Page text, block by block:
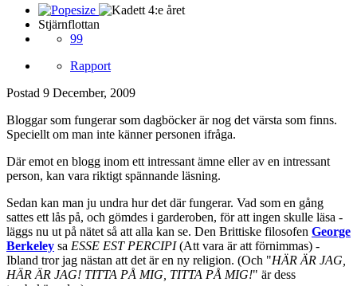
Stjärnflottan
99
Rapport
Postad 9 December, 2009
Bloggar som fungerar som dagböcker är nog det värsta som finns.
Speciellt om man inte känner personen ifråga.
Där emot en blogg inom ett intressant ämne eller av en intressant
person, kan vara riktigt spännande läsning.
Sedan kan man ju undra hur det där fungerar. Vad som en gång
sattes ett lås på, och gömdes i garderoben, för att ingen skulle läsa -
läggs nu ut på nätet så att alla kan se. Den Brittiske filosofen George
Berkeley sa ESSE EST PERCIPI(Att vara är att förnimmas) -
Ibland tror jag nästan att det är en ny religion. (Och "HÄR ÄR JAG,
HÄR ÄR JAG! TITTA PÅ MIG, TITTA PÅ MIG!" är dess